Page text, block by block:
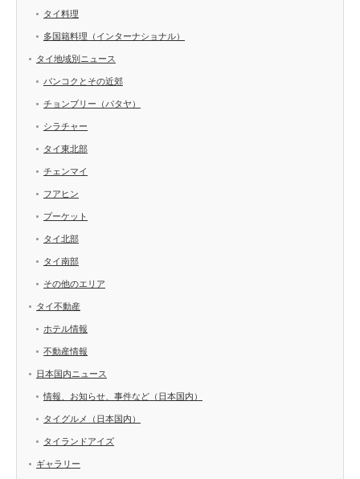
タイ料理
多国籍料理（インターナショナル）
タイ地域別ニュース
バンコクとその近郊
チョンブリー（パタヤ）
シラチャー
タイ東北部
チェンマイ
フアヒン
プーケット
タイ北部
タイ南部
その他のエリア
タイ不動産
ホテル情報
不動産情報
日本国内ニュース
情報、お知らせ、事件など（日本国内）
タイグルメ（日本国内）
タイランドアイズ
ギャラリー